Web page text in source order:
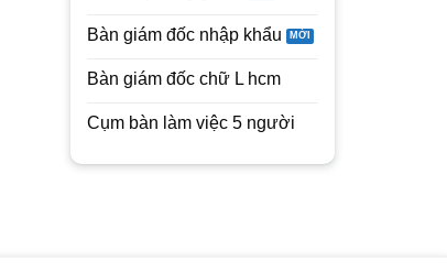
Bàn giám đốc nhập khẩu
Bàn giám đốc chữ L hcm
Cụm bàn làm việc 5 người